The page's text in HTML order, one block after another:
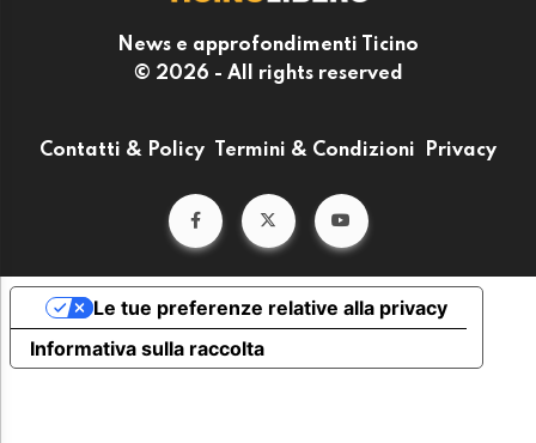
News e approfondimenti Ticino
© 2026 - All rights reserved
Contatti & Policy Termini & Condizioni Privacy
Informativa sulla raccolta
Le tue preferenze relative alla privacy